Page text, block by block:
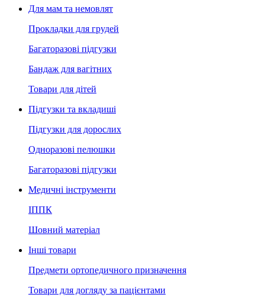
Для мам та немовлят
Прокладки для грудей
Багаторазові підгузки
Бандаж для вагітних
Товари для дітей
Підгузки та вкладиші
Підгузки для дорослих
Одноразові пелюшки
Багаторазові підгузки
Медичні інструменти
ІППК
Шовний матеріал
Інші товари
Предмети ортопедичного призначення
Товари для догляду за пацієнтами